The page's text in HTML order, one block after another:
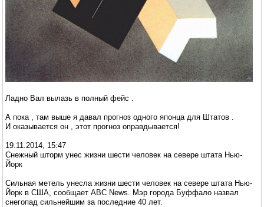
Ладно Вал вылазь в полный фейс .
А пока , там выше я давал прогноз одного японца для Штатов .
И оказывается он , этот прогноз оправдывается!
19.11.2014, 15:47
Снежный шторм унес жизни шести человек на севере штата Нью-
Йорк
Сильная метель унесла жизни шести человек на севере штата Нью-
Йорк в США, сообщает ABC News. Мэр города Буффало назвал
снегопад сильнейшим за последние 40 лет.